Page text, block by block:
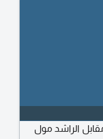
الراشد مول